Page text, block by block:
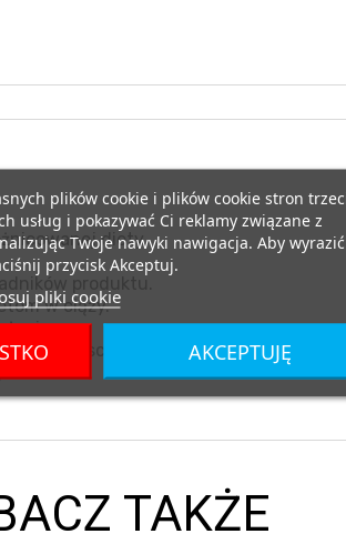
diety.
produktu.
w ciąży.
życia.
w miejscu niedostępnym dla małych
TAKŻE
plików cookie i plików cookie stron
usług i pokazywać Ci reklamy związane z
Twoje nawyki nawigacja. Aby wyrazić
przycisk Akceptuj.
pliki cookie
AKCEPTUJĘ